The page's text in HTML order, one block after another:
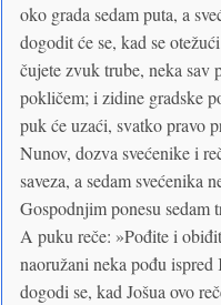
oko grada sedam puta, a
dogodit će se, kad se
čujete zvuk trube, neka sav
pokličem; i zidine gradske
puk će uzaći, svatko pravo
Nunov, dozva svećenike i
saveza, a sedam svećenika
Gospodnjim ponesu sedam
A puku reče: »Pođite i
naoružani neka pođu
dogodi se, kad Jošua ovo